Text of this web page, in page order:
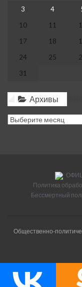
3
4
10
11
17
18
24
25
31
Архивы
Архивы
Политика
Бессмертный
Общественно-